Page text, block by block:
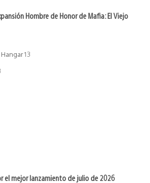
Hombre de Honor de Mafia: El Viejo
13
el mejor lanzamiento de julio de 2026